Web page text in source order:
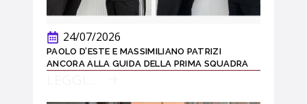
24/07/2026
PAOLO D’ESTE E MASSIMILIANO PATRIZI
ANCORA ALLA GUIDA DELLA PRIMA SQUADRA